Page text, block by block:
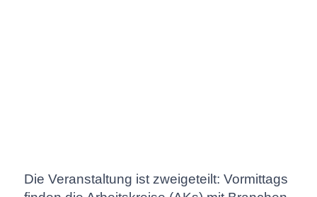
Die Veranstaltung ist zweigeteilt: Vormittags